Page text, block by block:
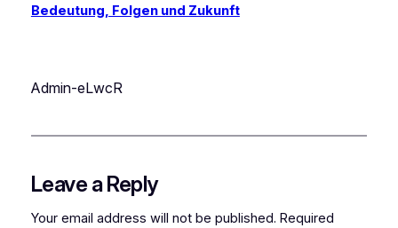
Bedeutung, Folgen und Zukunft
Admin-eLwcR
Leave a Reply
Your email address will not be published. Required